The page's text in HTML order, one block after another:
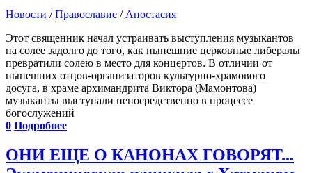
Новости /Православие / Апостасия
Этот священник начал устраивать выступления музыкантов
на солее задолго до того, как нынешние церковные либералы
превратили солею в место для концертов. В отличии от
нынешних отцов-организаторов культурно-храмового
досуга, в храме архимандрита Виктора (Мамонтова)
музыканты выступали непосредственно в процессе
богослужений
0 Подробнее
ОНИ ЕЩЕ О КАНОНАХ ГОВОРЯТ...